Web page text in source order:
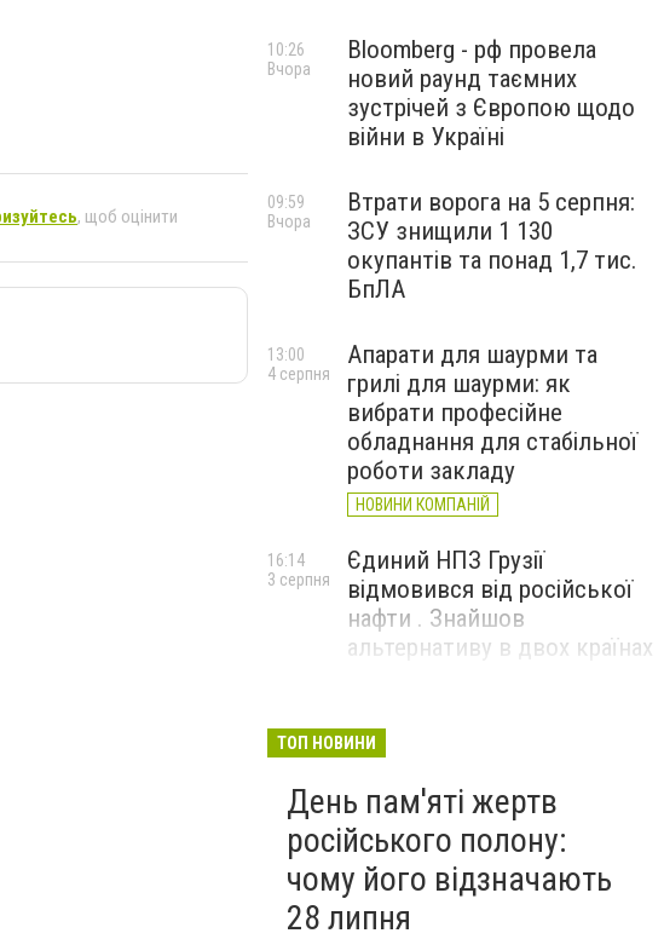
, щоб оцінити
Bloomberg - рф провела
новий раунд таємних
зустрічей з Європою щодо
війни в Україні
10:26
Вчора
Втрати ворога на 5 серпня:
ЗСУ знищили 1 130
окупантів та понад 1,7 тис.
БпЛА
09:59
Вчора
Апарати для шаурми та
грилі для шаурми: як
вибрати професійне
обладнання для стабільної
роботи закладу
НОВИНИ КОМПАНІЙ
13:00
4 серпня
Єдиний НПЗ Грузії
відмовився від російської
нафти . Знайшов
альтернативу в двох країнах
16:14
3 серпня
ЗСУ на Wildberries . 200 млрд
рф
3 серпня
ТОП НОВИНИ
День пам'яті жертв
російського полону:
чому його відзначають
28 липня